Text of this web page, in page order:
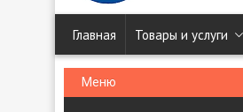
Главная Товары и услуги